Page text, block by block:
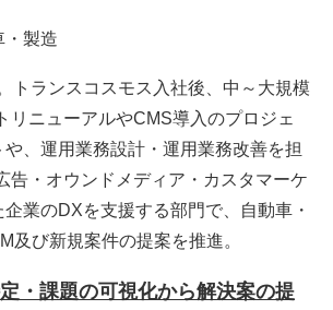
・製造
トランスコスモス入社後、中～大規模
リニューアルやCMS導入のプロジェ
や、運用業務設計・運用業務改善を担
告・オウンドメディア・カスタマーケ
業のDXを支援する部門で、自動車・
及び新規案件の提案を推進。
・課題の可視化から解決案の提